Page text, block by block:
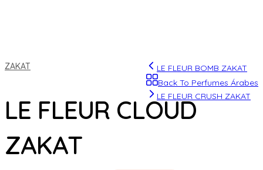
LE FLEUR BOMB ZAKAT
Back To Perfumes Árabes
LE FLEUR CRUSH ZAKAT
ZAKAT
LE FLEUR CLOUD
ZAKAT